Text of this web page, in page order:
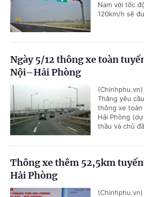
Nam với tốc
120km/h sẽ
Ngày 5/12 thông xe toàn
Nội–Hải Phòng
Thăng yêu
thông xe
Hải Phòng
thầu và chủ
Thông xe thêm 52,5km
Hải Phòng